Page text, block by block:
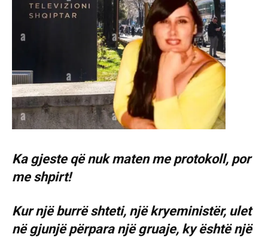
Ka gjeste që nuk maten me protokoll, por
me shpirt!
Kur një burrë shteti, një kryeministër, ulet
në gjunjë përpara një gruaje, ky është një